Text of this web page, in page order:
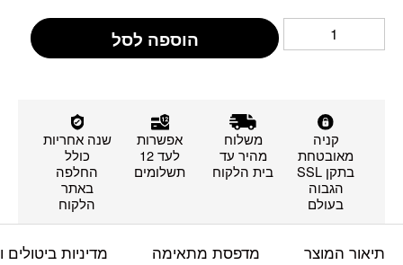
הוספה לסל
קניה
מאובטחת
בתקן SSL
הגבוה
בעולם
משלוח
מהיר עד
בית הלקוח
אפשרות
לעד 12
תשלומים
שנה אחריות
כולל
החלפה
באתר
הלקוח
תיאור המוצר מדפסת מתאימה מדיניות ביטולים